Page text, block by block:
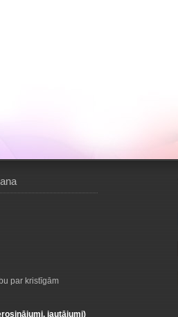
par kristīgām
jautājumi)